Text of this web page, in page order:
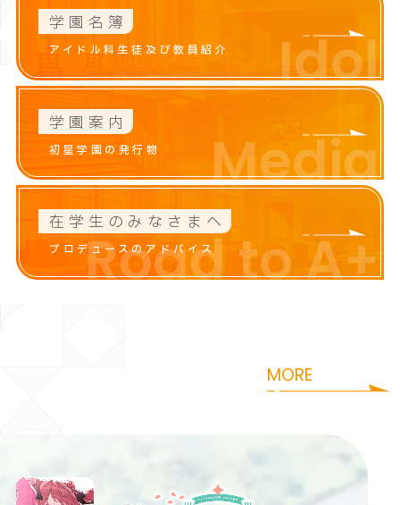
Idol
学園名簿
アイドル科生徒及び教員紹介
Media
学園案内
初星学園の発行物
Road to A+
在学生のみなさまへ
プロデュースのアドバイス
花海
咲季
MORE